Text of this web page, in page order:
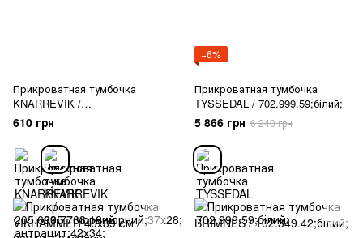
Прикроватная тумбочка
KNARREVIK /
005.763.18;чорний;37х28;
610 грн
−6%
Прикроватная тумбочка
TYSSEDAL / 702.999.59;білий;
5 866 грн 6 240 грн